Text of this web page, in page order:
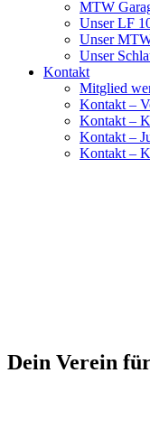
MTW
Unser LF
Unser
Unser
Kontakt
Mitglied
Kontakt –
Kontakt –
Kontakt –
Kontakt –
Dein Verein